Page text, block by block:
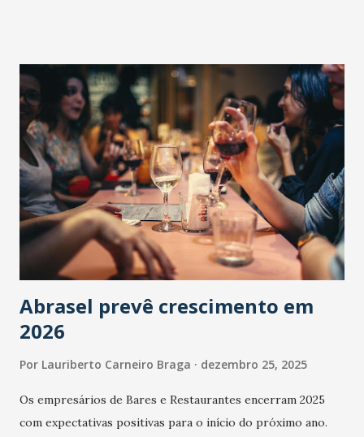
Abrasel prevê crescimento em
2026
Por Lauriberto Carneiro Braga dezembro 25, 2025
Os empresários de Bares e Restaurantes encerram 2025
com expectativas positivas para o início do próximo ano.